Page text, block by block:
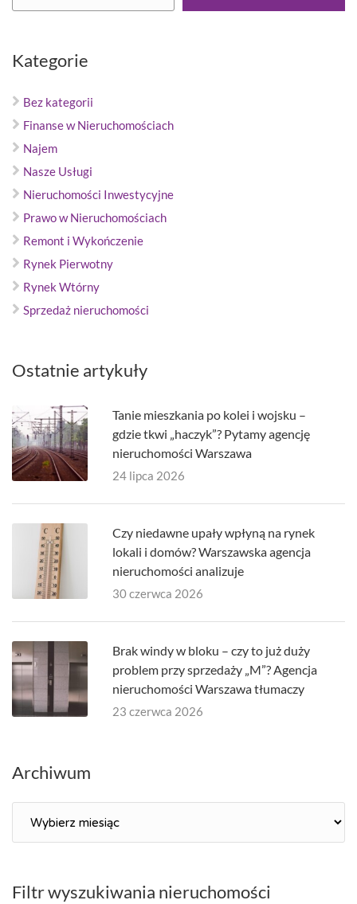
Kategorie
Bez kategorii
Finanse w Nieruchomościach
Najem
Nasze Usługi
Nieruchomości Inwestycyjne
Prawo w Nieruchomościach
Remont i Wykończenie
Rynek Pierwotny
Rynek Wtórny
Sprzedaż nieruchomości
Ostatnie artykuły
Tanie mieszkania po kolei i wojsku –
gdzie tkwi „haczyk”? Pytamy agencję
nieruchomości Warszawa
24 lipca 2026
Czy niedawne upały wpłyną na rynek
lokali i domów? Warszawska agencja
nieruchomości analizuje
30 czerwca 2026
Brak windy w bloku – czy to już duży
problem przy sprzedaży „M”? Agencja
nieruchomości Warszawa tłumaczy
23 czerwca 2026
Archiwum
Filtr wyszukiwania nieruchomości